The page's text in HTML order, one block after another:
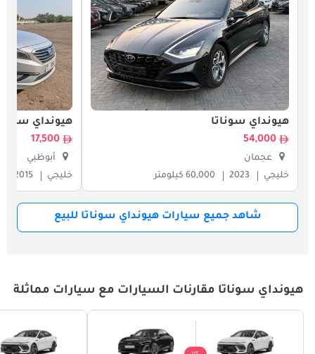
هيونداي سوناتا
54,000
عجمان
خليجي
2023 60,000 كيلومتر
هيونداي
17,500
أبوظبي
خليجي
2015
شاهد جميع سيارات هيونداي سوناتا للبيع
هيونداي سوناتا مقارنات السيارات مع سيارات مماثلة